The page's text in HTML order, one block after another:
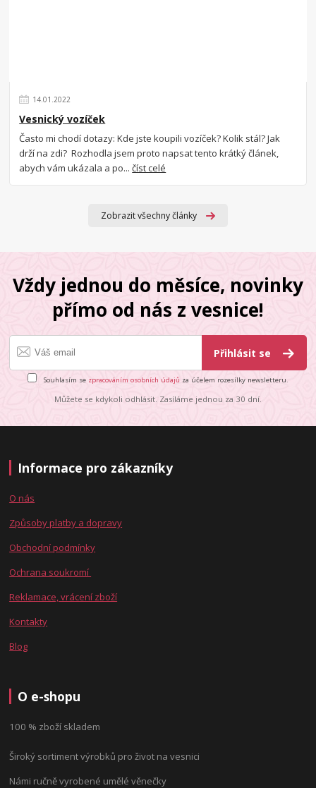
14.01 .2022
Vesnický vozíček
Často mi chodí dotazy: Kde jste koupili vozíček? Kolik stál? Jak
drží na zdi? Rozhodla jsem proto napsat tento krátký článek,
abych vám ukázala a po...číst celé
Zobrazit všechny články
Vždy jednou do měsíce, novinky
přímo od nás z vesnice!
Přihlásit se
Souhlasím se zpracováním osobních údajů za účelem rozesílky newsletteru.
Můžete se kdykoli odhlásit. Zasíláme jednou za 30 dní.
Informace pro zákazníky
O nás
Způsoby platby a dopravy
Obchodní podmínky
Ochrana soukromí
Reklamace, vrácení zboží
Kontakty
Blog
O e-shopu
100 % zboží skladem
Široký sortiment výrobků pro život na vesnici
Námi ručně vyrobené umělé věnečky